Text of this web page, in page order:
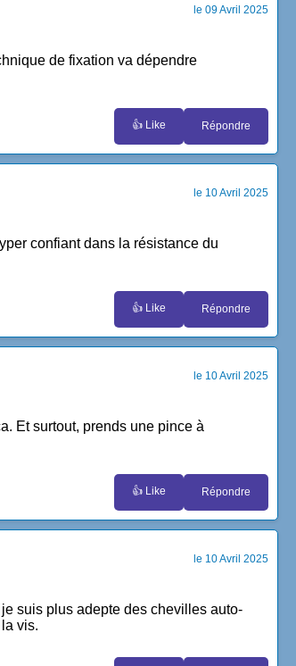
le 09 Avril 2025
de fixation va dépendre
👍 Like Répondre
le 10 Avril 2025
confiant dans la résistance du
👍 Like Répondre
le 10 Avril 2025
Et surtout, prends une pince à
👍 Like Répondre
le 10 Avril 2025
suis plus adepte des chevilles auto-
vis.